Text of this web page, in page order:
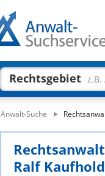
Rechtsgebiet
Anwalt-Suche
Rechtsanwalt
Ralf Kaufhold